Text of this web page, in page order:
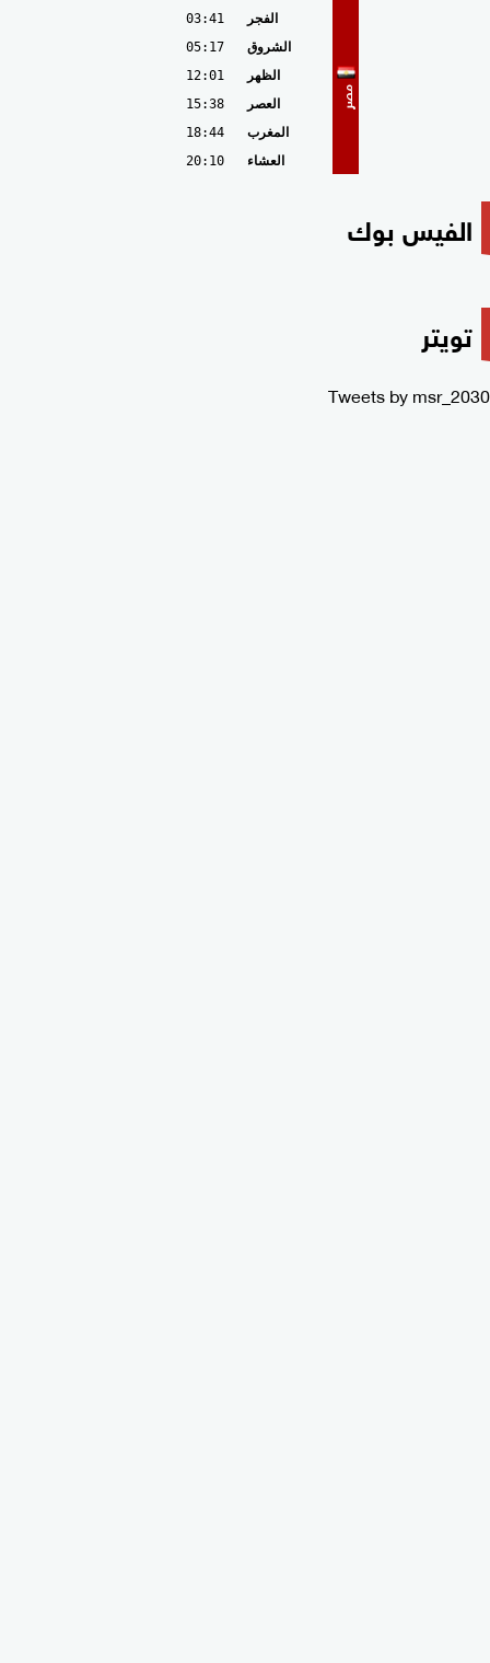
مصر
الفجر
03:41
الشروق
05:17
الظهر
12:01
العصر
15:38
المغرب
18:44
العشاء
20:10
الفيس بوك
تويتر
Tweets by msr_2030